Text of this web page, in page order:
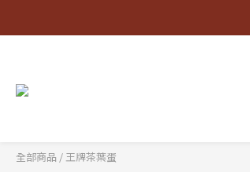
全部商品 / 王牌茶葉蛋